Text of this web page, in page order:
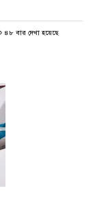
৪৮ বার দেখা হয়েছে